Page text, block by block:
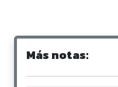
Más notas: